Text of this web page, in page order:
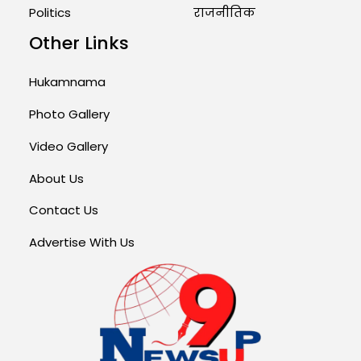
Politics
राजनीतिक
Other Links
Hukamnama
Photo Gallery
Video Gallery
About Us
Contact Us
Advertise With Us